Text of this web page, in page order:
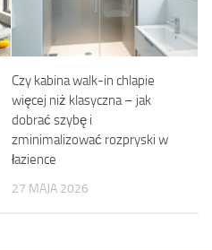
Czy kabina walk-in chlapie
więcej niż klasyczna – jak
dobrać szybę i
zminimalizować rozpryski w
łazience
27 MAJA 2026